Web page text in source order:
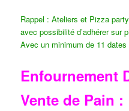
Rappel : Ateliers et Pizza
avec possibilité d’adhérer sur
Avec un minimum de 11
Enfournement
Vente de Pain :